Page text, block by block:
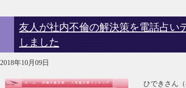
友人が社内不倫の解決策を電話占い
しました
2018年10月09日
ひできさん